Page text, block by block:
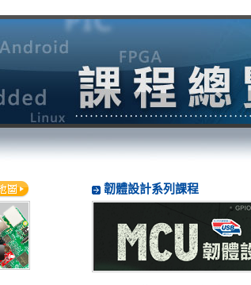
韌體設計系列課程